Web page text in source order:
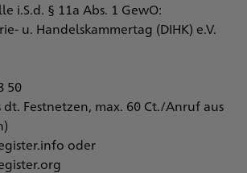
i.S.d. § 11a Abs. 1 GewO:
u. Handelskammertag (DIHK) e.V.
50
Festnetzen, max. 60 Ct./Anruf aus
oder